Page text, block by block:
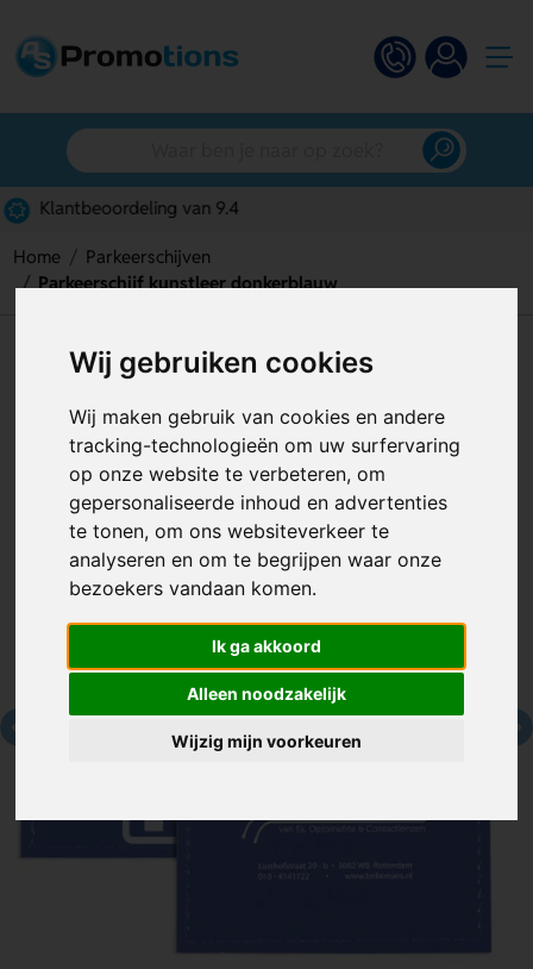
Wij gebruiken cookies
Wij maken gebruik van cookies en andere
tracking-technologieën om uw surfervaring
op onze website te verbeteren, om
gepersonaliseerde inhoud en advertenties
te tonen, om ons websiteverkeer te
analyseren en om te begrijpen waar onze
bezoekers vandaan komen.
Ik ga akkoord
Alleen noodzakelijk
Wijzig mijn voorkeuren
Gratis digitaal ontwerp
Home
Parkeerschijven
Parkeerschijf kunstleer donkerblauw
Parkeerschijf kunstleer
donkerblauw
Artikelnummer:119998